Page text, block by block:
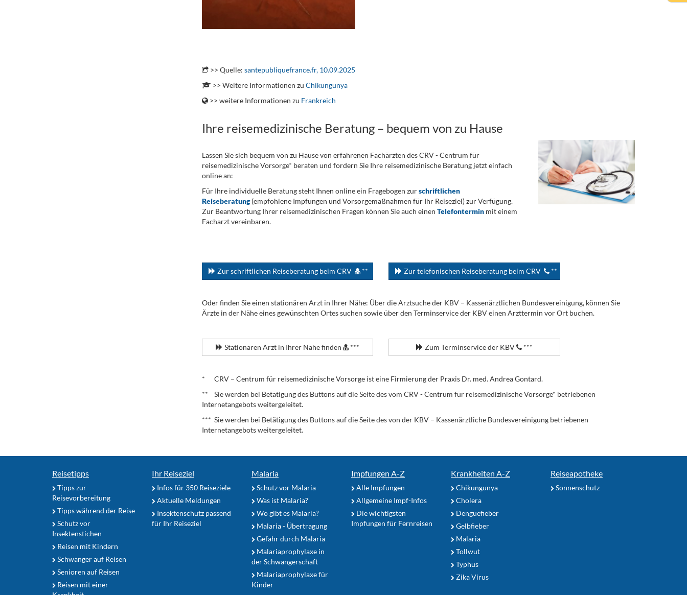
>> Quelle: santepubliquefrance.fr, 10.09.2025
>> Weitere Informationen zu Chikungunya
>> weitere Informationen zu Frankreich
Ihre reisemedizinische Beratung – bequem von zu Hause
Lassen Sie sich bequem von zu Hause von erfahrenen Fachärzten des CRV - Centrum für
reisemedizinische Vorsorge* beraten und fordern Sie Ihre reisemedizinische Beratung jetzt einfach
online an:
Für Ihre individuelle Beratung steht Ihnen online ein Fragebogen zurschriftlichen
Reiseberatung(empfohlene Impfungen und Vorsorgemaßnahmen für Ihr Reiseziel) zur Verfügung.
Zur Beantwortung Ihrer reisemedizinischen Fragen können Sie auch einen Telefonterminmit einem
Facharzt vereinbaren.
Zur schriftlichen Reiseberatung beim CRV ** Zur telefonischen Reiseberatung beim CRV **
Oder finden Sie einen stationären Arzt in Ihrer Nähe: Über die Arztsuche der KBV – Kassenärztlichen Bundesvereinigung, können Sie
Ärzte in der Nähe eines gewünschten Ortes suchen sowie über den Terminservice der KBV einen Arzttermin vor Ort buchen.
Stationären Arzt in Ihrer Nähe finden *** Zum Terminservice der KBV ***
* CRV – Centrum für reisemedizinische Vorsorge ist eine Firmierung der Praxis Dr. med. Andrea Gontard.
** Sie werden bei Betätigung des Buttons auf die Seite des vom CRV - Centrum für reisemedizinische Vorsorge* betriebenen
Internetangebots weitergeleitet.
*** Sie werden bei Betätigung des Buttons auf die Seite des von der KBV – Kassenärztliche Bundesvereinigung betriebenen
Internetangebots weitergeleitet.
Reisetipps
Tipps zur
Reisevorbereitung
Tipps während der Reise
Schutz vor
Insektenstichen
Reisen mit Kindern
Schwanger auf Reisen
Senioren auf Reisen
Reisen mit einer
Ihr Reiseziel
Infos für 350 Reiseziele
Aktuelle Meldungen
Insektenschutz passend
für Ihr Reiseziel
Malaria
Schutz vor Malaria
Was ist Malaria?
Wo gibt es Malaria?
Malaria - Übertragung
Gefahr durch Malaria
Malariaprophylaxe in
der Schwangerschaft
Malariaprophylaxe für
Kinder
Impfungen A-Z
Alle Impfungen
Allgemeine Impf-Infos
Die wichtigsten
Impfungen für Fernreisen
Krankheiten A-Z
Chikungunya
Cholera
Denguefieber
Gelbfieber
Malaria
Tollwut
Typhus
Zika Virus
Reiseapotheke
Sonnenschutz